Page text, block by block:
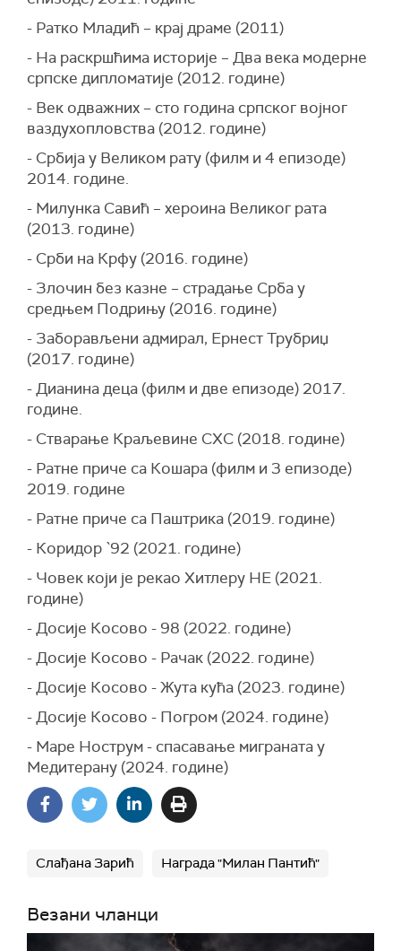
- Ратко Младић – крај драме (2011)
- На раскршћима историје – Два века модерне
српске дипломатије (2012. године)
- Век одважних – сто година српског војног
ваздухопловства (2012. године)
- Србија у Великом рату (филм и 4 епизоде)
2014. године.
- Милунка Савић – хероина Великог рата
(2013. године)
- Срби на Крфу (2016. године)
- Злочин без казне – страдање Срба у
средњем Подрињу (2016. године)
- Заборављени адмирал, Ернест Трубриџ
(2017. године)
- Дианина деца (филм и две епизоде) 2017.
године.
- Стварање Краљевине СХС (2018. године)
- Ратне приче са Кошара (филм и 3 епизоде)
2019. године
- Ратне приче са Паштрика (2019. године)
- Коридор `92 (2021. године)
- Човек који је рекао Хитлеру НЕ (2021.
године)
- Досије Косово - 98 (2022. године)
- Досије Косово - Рачак (2022. године)
- Досије Косово - Жута кућа (2023. године)
- Досије Косово - Погром (2024. године)
- Маре Нострум - спасавање миграната у
Медитерану (2024. године)
Слађана Зарић Награда "Милан Пантић"
Везани чланци